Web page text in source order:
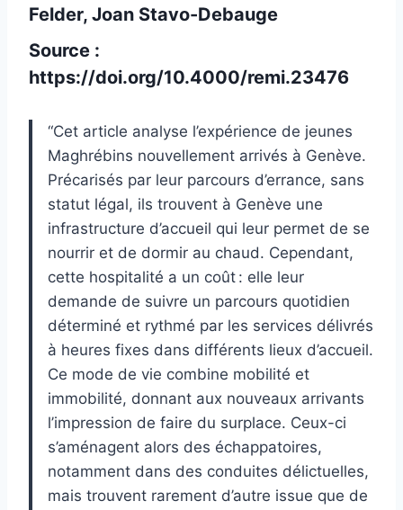
Felder, Joan Stavo-Debauge
Source :
https://doi.org/10.4000/remi.23476
“Cet article analyse l’expérience de jeunes
Maghrébins nouvellement arrivés à Genève.
Précarisés par leur parcours d’errance, sans
statut légal, ils trouvent à Genève une
infrastructure d’accueil qui leur permet de se
nourrir et de dormir au chaud. Cependant,
cette hospitalité a un coût : elle leur
demande de suivre un parcours quotidien
déterminé et rythmé par les services délivrés
à heures fixes dans différents lieux d’accueil.
Ce mode de vie combine mobilité et
immobilité, donnant aux nouveaux arrivants
l’impression de faire du surplace. Ceux-ci
s’aménagent alors des échappatoires,
notamment dans des conduites délictuelles,
mais trouvent rarement d’autre issue que de